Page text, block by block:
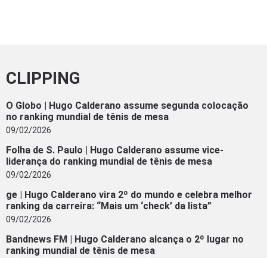
CLIPPING
O Globo | Hugo Calderano assume segunda colocação
no ranking mundial de tênis de mesa
09/02/2026
Folha de S. Paulo | Hugo Calderano assume vice-
liderança do ranking mundial de tênis de mesa
09/02/2026
ge | Hugo Calderano vira 2º do mundo e celebra melhor
ranking da carreira: “Mais um ‘check’ da lista”
09/02/2026
Bandnews FM | Hugo Calderano alcança o 2º lugar no
ranking mundial de tênis de mesa